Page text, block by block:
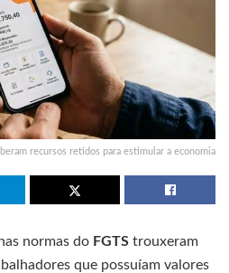
recursos retidos para estimular a economia
normas do FGTS trouxeram
que possuíam valores